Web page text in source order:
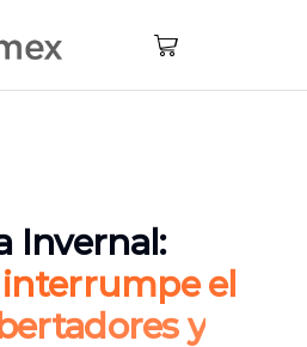
Invernal:
el
y